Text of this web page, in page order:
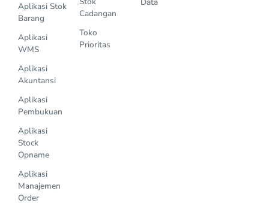
Aplikasi Stok
Barang
Aplikasi
WMS
Aplikasi
Akuntansi
Aplikasi
Pembukuan
Aplikasi
Stock
Opname
Aplikasi
Manajemen
Order
Cadangan
Toko
Prioritas